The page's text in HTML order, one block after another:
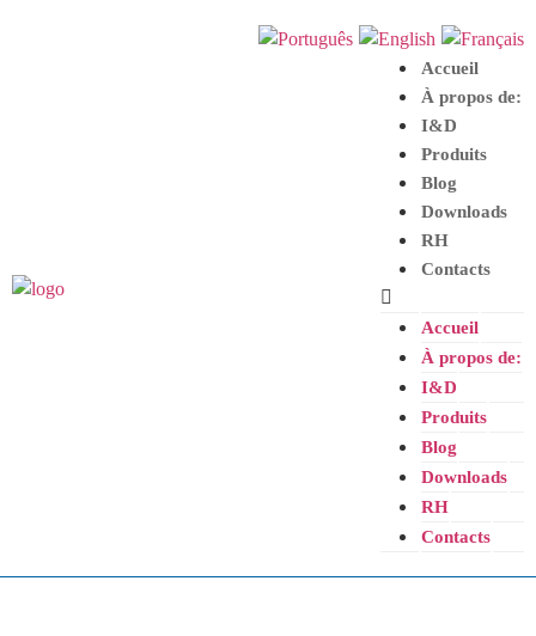
Accueil
À propos de:
I&D
Produits
Blog
Downloads
RH
Contacts
Accueil
À propos de:
I&D
Produits
Blog
Downloads
RH
Contacts